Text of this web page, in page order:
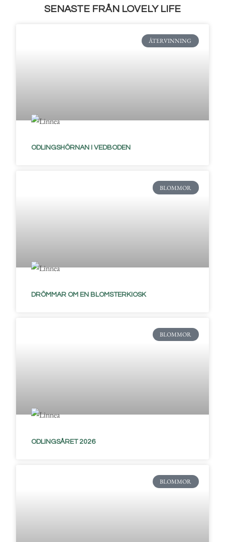
SENASTE FRÅN LOVELY LIFE
ÅTERVINNING
ODLINGSHÖRNAN I VEDBODEN
BLOMMOR
DRÖMMAR OM EN BLOMSTERKIOSK
BLOMMOR
ODLINGSÅRET 2026
BLOMMOR